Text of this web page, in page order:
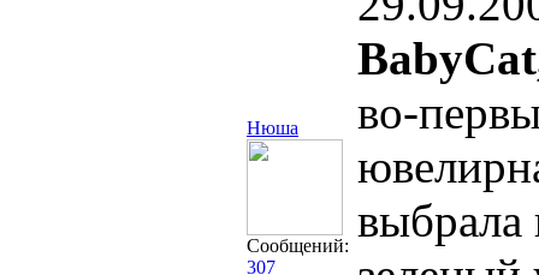
Нюша
Сообщений:
307
во-
выбрала